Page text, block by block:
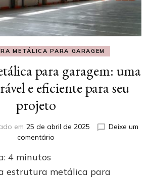
METÁLICA PARA GARAGEM
para garagem: uma
e eficiente para seu
projeto
em 25 de abril de 2025
Deixe um
comentário
para
4 minutos
estrutura metálica para